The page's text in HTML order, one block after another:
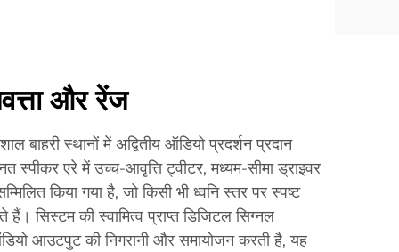
और रेंज
बाहरी स्थानों में अद्वितीय ऑडियो प्रदर्शन प्रदान
स्पीकर एरे में उच्च-आवृत्ति ट्वीटर, मध्यम-सीमा ड्राइवर
किया गया है, जो किसी भी ध्वनि स्तर पर स्पष्ट
सिस्टम की स्वामित्व प्राप्त डिजिटल सिग्नल
आउटपुट की निगरानी और समायोजन करती है, यह